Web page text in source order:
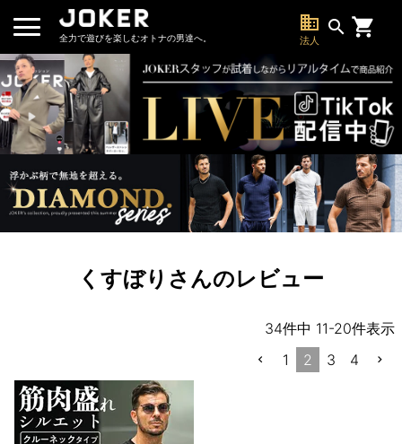
全力で遊びを楽しむオトナの男達へ。
business
法人
search
くすぼりさんのレビュー
34件中 11-20件表示
1
2 3 4